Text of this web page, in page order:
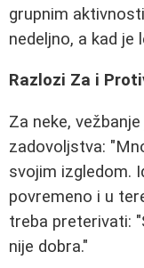
grupnim
nedeljno, a kad je
Razlozi Za i
Za neke,
zadovoljstva:
svojim izgledom.
povremeno i u
treba preterivati:
nije dobra."